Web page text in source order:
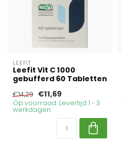
LEEFIT
Leefit Vit C 1000
gebufferd 60 Tabletten
€14,29 €11,69
Op voorraad. Levertijd 1 - 3
werkdagen